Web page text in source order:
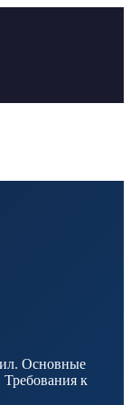
Основные
к